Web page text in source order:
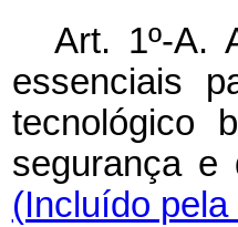
Art. 1º-A.
essenciais
tecnológico
segurança
(Incluído pela